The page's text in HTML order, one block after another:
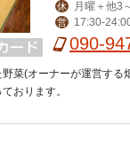
休
変動でお休み
営 17:30-
090-
菜(オーナーが運営する
おります。